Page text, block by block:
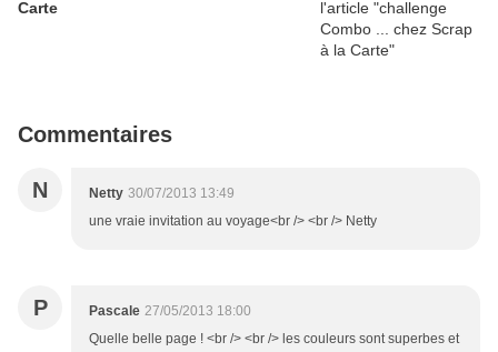
Carte
Commentaires
N Netty 30/07/2013 13:49
une vraie invitation au voyage<br /> <br /> Netty
P Pascale 27/05/2013 18:00
Quelle belle page ! <br /> <br /> les couleurs sont superbes et